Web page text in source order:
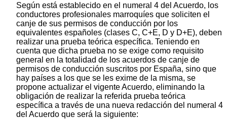
Según está establecido en el numeral 4 del Acuerdo, los
conductores profesionales marroquíes que soliciten el
canje de sus permisos de conducción por los
equivalentes españoles (clases C, C+E, D y D+E), deben
realizar una prueba teórica específica. Teniendo en
cuenta que dicha prueba no se exige como requisito
general en la totalidad de los acuerdos de canje de
permisos de conducción suscritos por España, sino que
hay países a los que se les exime de la misma, se
propone actualizar el vigente Acuerdo, eliminando la
obligación de realizar la referida prueba teórica
específica a través de una nueva redacción del numeral 4
del Acuerdo que será la siguiente: